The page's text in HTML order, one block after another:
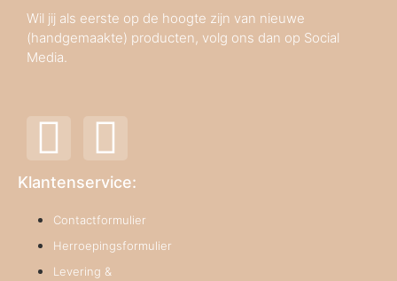
Wil jij als eerste op de hoogte zijn van nieuwe
(handgemaakte) producten, volg ons dan op Social
Media.
Klantenservice:
Contactformulier
Herroepingsformulier
Levering &